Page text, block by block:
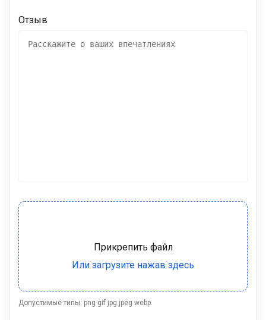
Отзыв
Допустимые типы: png gif jpg jpeg webp.